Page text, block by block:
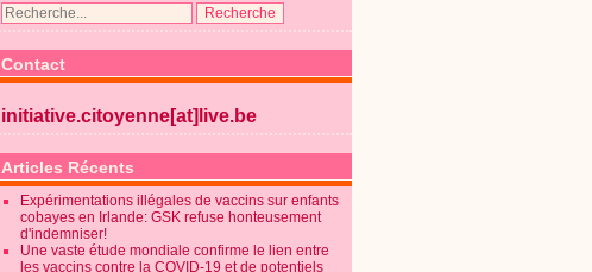
Contact
initiative.citoyenne[at]live.be
Articles Récents
Expérimentations illégales de vaccins sur enfants
cobayes en Irlande: GSK refuse honteusement
d'indemniser!
Une vaste étude mondiale confirme le lien entre
les vaccins contre la COVID-19 et de potentiels